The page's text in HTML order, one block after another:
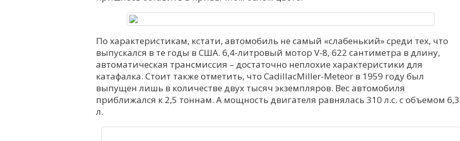
По характеристикам, кстати, автомобиль не самый «слабенький» среди тех, что
выпускался в те годы в США. 6,4-литровый мотор V-8, 622 сантиметра в длину,
автоматическая трансмиссия – достаточно неплохие характеристики для
катафалка. Стоит также отметить, что CadillacMiller-Meteor в 1959 году был
выпущен лишь в количестве двух тысяч экземпляров. Вес автомобиля
приближался к 2,5 тоннам. А мощность двигателя равнялась 310 л.с. с объемом 6,3
л.